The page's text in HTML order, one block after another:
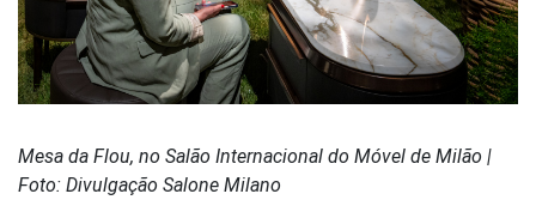
Mesa da Flou, no Salão Internacional do Móvel de Milão |
Foto: Divulgação Salone Milano